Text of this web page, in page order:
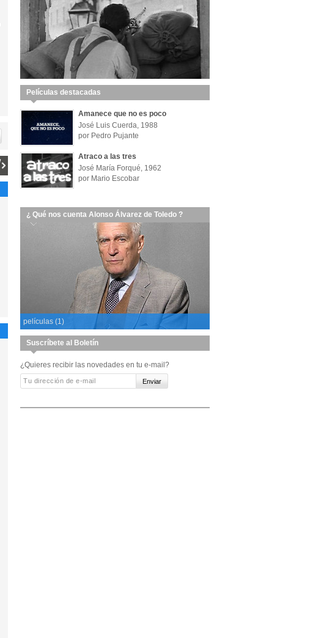
Películas destacadas
Amanece que no es poco
José Luis Cuerda, 1988
por Pedro Pujante
Atraco a las tres
José María Forqué, 1962
por Mario Escobar
¿ Qué nos cuenta Alonso Álvarez de Toledo ?
películas (1)
Suscríbete al Boletín
¿Quieres recibir las novedades en tu e-mail?